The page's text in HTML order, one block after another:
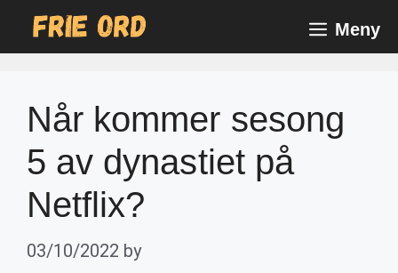
Meny
Når kommer sesong
5 av dynastiet på
Netflix?
03/10/2022 by